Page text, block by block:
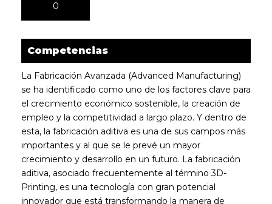
0
Competencias
La Fabricación Avanzada (Advanced Manufacturing)
se ha identificado como uno de los factores clave para
el crecimiento económico sostenible, la creación de
empleo y la competitividad a largo plazo. Y dentro de
esta, la fabricación aditiva es una de sus campos más
importantes y al que se le prevé un mayor
crecimiento y desarrollo en un futuro. La fabricación
aditiva, asociado frecuentemente al término 3D-
Printing, es una tecnología con gran potencial
innovador que está transformando la manera de